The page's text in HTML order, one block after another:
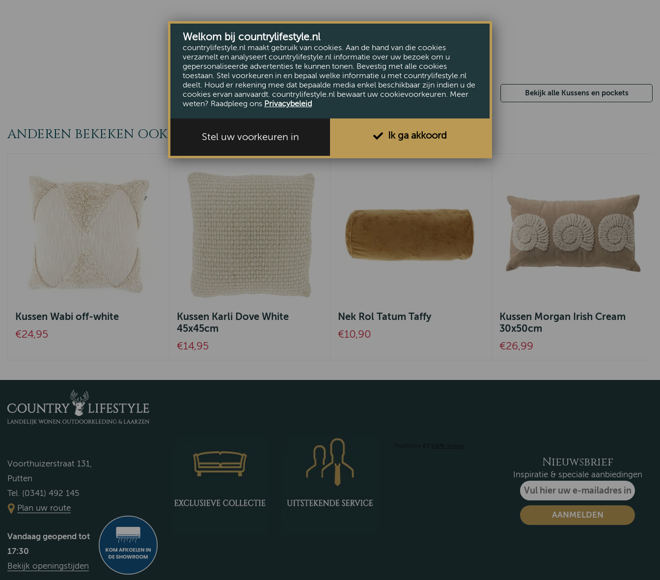
Bekijk alle Kussens en pockets
ANDEREN BEKEKEN OOK
Kussen Wabi off-white
€24,95
Kussen Karli Dove White
45x45cm
€14,95
Nek Rol Tatum Taffy
€10,90
Kussen Morgan Irish Cream
30x50cm
€26,99
Voorthuizerstraat 131,
Putten
Tel. (0341) 492 145
Plan uw route
Vandaag geopend tot
17:30
Bekijk openingstijden
Nieuwsbrief
Inspiratie & speciale aanbiedingen
Welkom bij countrylifestyle.nl
countrylifestyle.nl maakt gebruik van cookies. Aan de hand van die cookies
verzamelt en analyseert countrylifestyle.nl informatie over uw bezoek om u
gepersonaliseerde advertenties te kunnen tonen. Bevestig met alle cookies
toestaan. Stel voorkeuren in en bepaal welke informatie u met countrylifestyle.nl
deelt. Houd er rekening mee dat bepaalde media enkel beschikbaar zijn indien u de
cookies ervan aanvaardt. countrylifestyle.nl bewaart uw cookievoorkeuren. Meer
weten? Raadpleeg ons Privacybeleid
Stel uw voorkeuren in Ik ga akkoord